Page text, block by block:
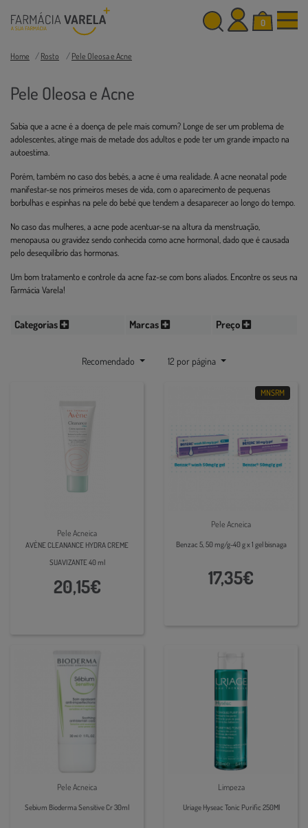
0
Home Rosto Pele Oleosa e Acne
Pele Oleosa e Acne
Sabia que a acne é a doença de pele mais comum? Longe de ser um problema de
adolescentes, atinge mais de metade dos adultos e pode ter um grande impacto na
autoestima.
Porém, também no caso dos bebés, a acne é uma realidade. A acne neonatal pode
manifestar-se nos primeiros meses de vida, com o aparecimento de pequenas
borbulhas e espinhas na pele do bebé que tendem a desaparecer ao longo do tempo.
No caso das mulheres, a acne pode acentuar-se na altura da menstruação,
menopausa ou gravidez sendo conhecida como acne hormonal, dado que é causada
pelo desequilíbrio das hormonas.
Um bom tratamento e controle da acne faz-se com bons aliados. Encontre os seus na
Farmácia Varela!
Categorias Marcas Preço
Recomendado 12 por página
Pele Acneica
AVÈNE CLEANANCE HYDRA CREME
SUAVIZANTE 40 ml
20,15€
MNSRM
Pele Acneica
Benzac 5, 50 mg/g-40 g x 1 gel bisnaga
17,35€
Pele Acneica
Sebium Bioderma Sensitive Cr 30ml
Limpeza
Uriage Hyseac Tonic Purific 250Ml